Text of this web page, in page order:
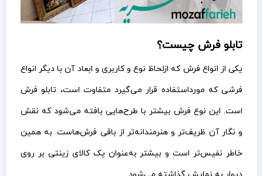
تابلو فرش چیست؟
یکی از انواع فرش که ازلحاظ نوع و کاربری و ابعاد آن با دیگر انواع
فرشی که مورداستفاده قرار می‌گیرد متفاوت است، تابلو فرش
است. این نوع فرش بیشتر با طرح‌هایی بافته می‌شود که نقش
و نگار آن ظریف‌تر و هنرمندانه‌تر از باقی فرش‌هاست. به همین
خاطر نفیس‌تر است و بیشتر به‌عنوان یک کالای زینتی بر روی